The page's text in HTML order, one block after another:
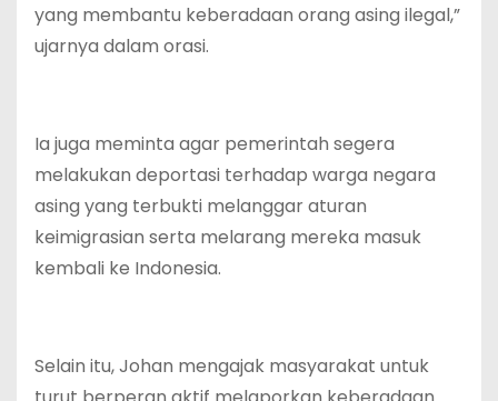
yang membantu keberadaan orang asing ilegal,”
ujarnya dalam orasi.
Ia juga meminta agar pemerintah segera
melakukan deportasi terhadap warga negara
asing yang terbukti melanggar aturan
keimigrasian serta melarang mereka masuk
kembali ke Indonesia.
Selain itu, Johan mengajak masyarakat untuk